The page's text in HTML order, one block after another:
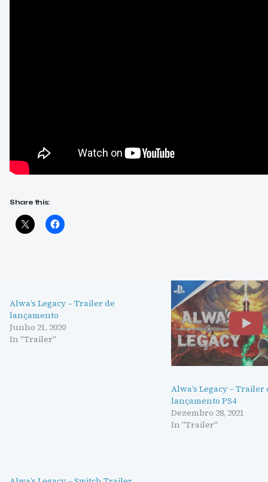
Share this:
Alwa’s Legacy – Trailer de
lançamento
Junho 21, 2020
In "Trailer"
Alwa’s Legacy – Trailer
lançamento PS4
Dezembro 28, 2021
In "Trailer"